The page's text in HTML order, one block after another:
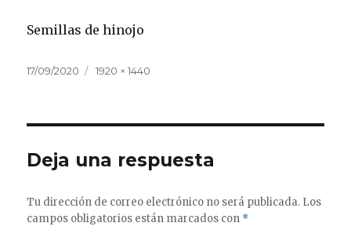
Semillas de hinojo
Publicado
17/09/2020
Tamaño
1920 × 1440
Deja una respuesta
Tu dirección de correo electrónico no será publicada. Los
campos obligatorios están marcados con *